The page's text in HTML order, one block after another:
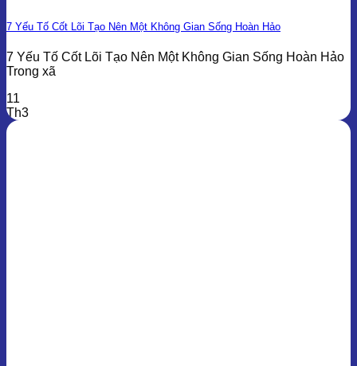
7 Yếu Tố Cốt Lõi Tạo Nên Một Không Gian Sống Hoàn Hảo
7 Yếu Tố Cốt Lõi Tạo Nên Một Không Gian Sống Hoàn Hảo
Trong xã
11
Th3